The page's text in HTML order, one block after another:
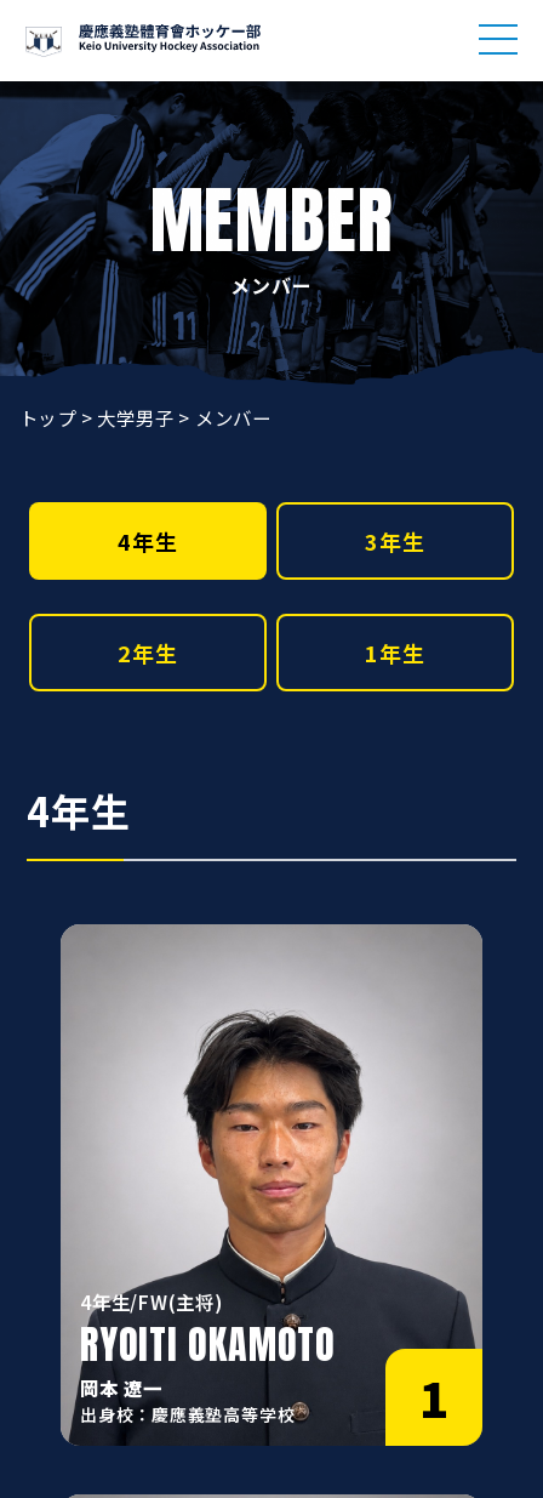
慶應義塾體育會ホッケー部 KEIO UNIV. HOCKEY TEAM
MEMBER
メンバー
トップ > 大学男子 > メンバー
4年生 3年生
2年生 1年生
4年生
1
4年生/FW(主将)
RYOITI OKAMOTO
岡本 遼一
出身校：慶應義塾高等学校